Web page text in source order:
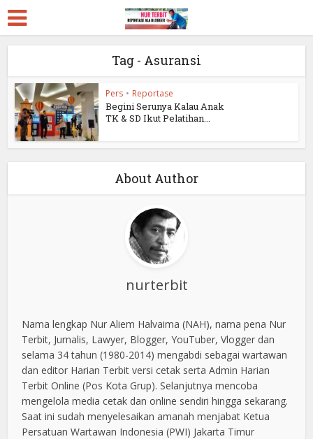
Tag - Asuransi
Pers • Reportase
Begini Serunya Kalau Anak
TK & SD Ikut Pelatihan...
About Author
nurterbit
Nama lengkap Nur Aliem Halvaima (NAH), nama pena Nur
Terbit, Jurnalis, Lawyer, Blogger, YouTuber, Vlogger dan
selama 34 tahun (1980-2014) mengabdi sebagai wartawan
dan editor Harian Terbit versi cetak serta Admin Harian
Terbit Online (Pos Kota Grup). Selanjutnya mencoba
mengelola media cetak dan online sendiri hingga sekarang.
Saat ini sudah menyelesaikan amanah menjabat Ketua
Persatuan Wartawan Indonesia (PWI) Jakarta Timur